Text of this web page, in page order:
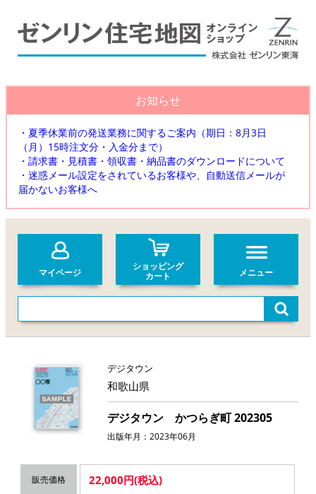
お知らせ
・夏季休業前の発送業務に関するご案内（期日：8月3日
（月）15時注文分・入金分まで）
・請求書・見積書・領収書・納品書のダウンロードについて
・迷惑メール設定をされているお客様や、自動送信メールが
届かないお客様へ
マイページ
ショッピング
カート
メニュー
デジタウン
和歌山県
デジタウン かつらぎ町 202305
出版年月：2023年06月
販売価格 22,000円(税込)